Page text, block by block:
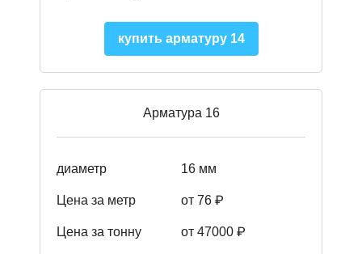
купить арматуру 14
Арматура 16
диаметр 16 мм
Цена за метр от 76 ₽
Цена за тонну от 47000 ₽